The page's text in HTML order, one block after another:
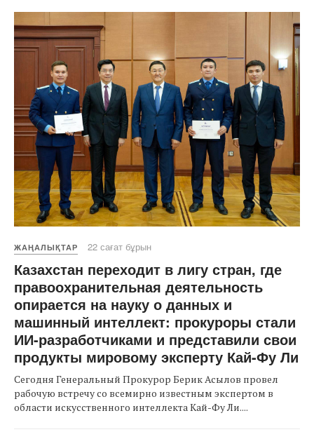
ЖАҢАЛЫҚТАР 22 сағат бұрын
Казахстан переходит в лигу стран, где
правоохранительная деятельность
опирается на науку о данных и
машинный интеллект: прокуроры стали
ИИ-разработчиками и представили свои
продукты мировому эксперту Кай-Фу Ли
Сегодня Генеральный Прокурор Берик Асылов провел
рабочую встречу со всемирно известным экспертом в
области искусственного интеллекта Кай-Фу Ли....